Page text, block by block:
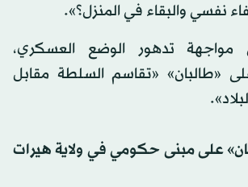
نفسي والبقاء في المنزل؟».
مواجهة تدهور الوضع العسكري،
«طالبان» «تقاسم السلطة مقابل
على مبنى حكومي في ولاية هيرات